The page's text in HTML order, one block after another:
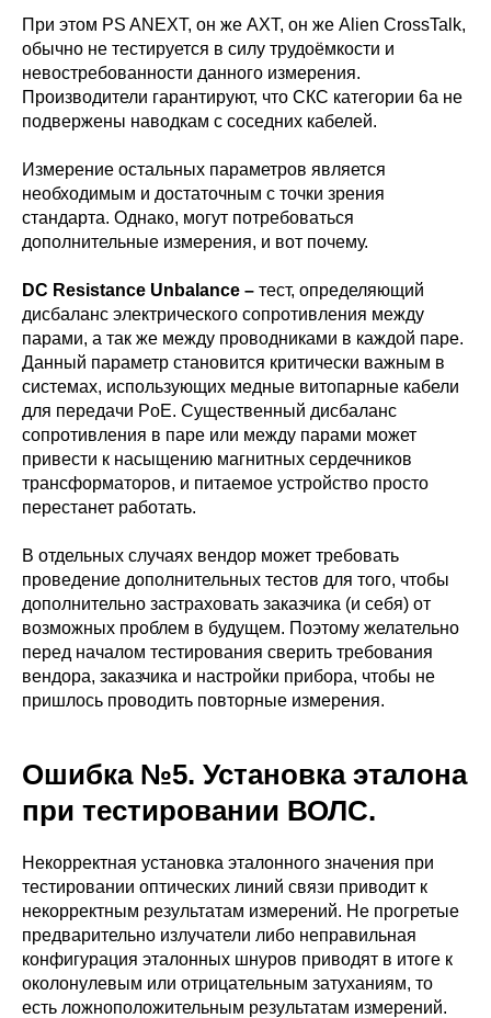
При этом PS ANEXT, он же AXT, он же Alien CrossTalk,
обычно не тестируется в силу трудоёмкости и
невостребованности данного измерения.
Производители гарантируют, что СКС категории 6а не
подвержены наводкам с соседних кабелей.
Измерение остальных параметров является
необходимым и достаточным с точки зрения
стандарта. Однако, могут потребоваться
дополнительные измерения, и вот почему.
DC Resistance Unbalance – тест, определяющий
дисбаланс электрического сопротивления между
парами, а так же между проводниками в каждой паре.
Данный параметр становится критически важным в
системах, использующих медные витопарные кабели
для передачи PoE. Существенный дисбаланс
сопротивления в паре или между парами может
привести к насыщению магнитных сердечников
трансформаторов, и питаемое устройство просто
перестанет работать.
В отдельных случаях вендор может требовать
проведение дополнительных тестов для того, чтобы
дополнительно застраховать заказчика (и себя) от
возможных проблем в будущем. Поэтому желательно
перед началом тестирования сверить требования
вендора, заказчика и настройки прибора, чтобы не
пришлось проводить повторные измерения.
Ошибка №5. Установка эталона
при тестировании ВОЛС.
Некорректная установка эталонного значения при
тестировании оптических линий связи приводит к
некорректным результатам измерений. Не прогретые
предварительно излучатели либо неправильная
конфигурация эталонных шнуров приводят в итоге к
околонулевым или отрицательным затуханиям, то
есть ложноположительным результатам измерений.